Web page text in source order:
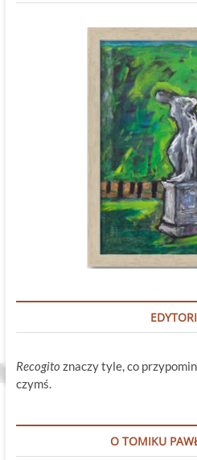
Recogito znaczy tyle, co
czymś.
O TOMIKU